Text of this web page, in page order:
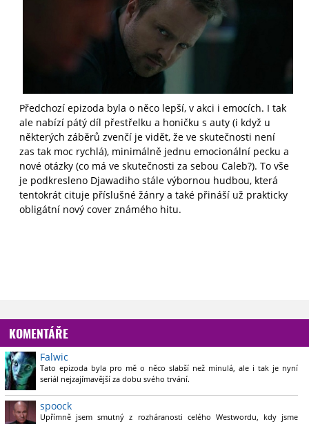
Předchozí epizoda byla o něco lepší, v akci i emocích. I tak
ale nabízí pátý díl přestřelku a honičku s auty (i když u
některých záběrů zvenčí je vidět, že ve skutečnosti není
zas tak moc rychlá), minimálně jednu emocionální pecku a
nové otázky (co má ve skutečnosti za sebou Caleb?). To vše
je podkresleno Djawadiho stále výbornou hudbou, která
tentokrát cituje příslušné žánry a také přináší už prakticky
obligátní nový cover známého hitu.
KOMENTÁŘE
Falwic
Tato epizoda byla pro mě o něco slabší než minulá, ale i tak je nyní
seriál nejzajímavější za dobu svého trvání.
spoock
Upřímně jsem smutný z rozháranosti celého Westwordu, kdy jsme